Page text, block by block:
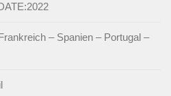
– Spanien – Portugal –